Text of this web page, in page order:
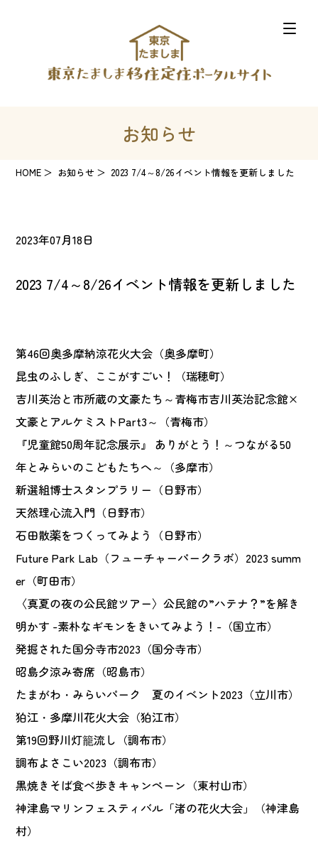
お知らせ
HOME お知らせ 2023 7/4～8/26イベント情報を更新しました
2023年07月18日
2023 7/4～8/26イベント情報を更新しました
第46回奥多摩納涼花火大会（奥多摩町）
昆虫のふしぎ、ここがすごい！（瑞穂町）
吉川英治と市所蔵の文豪たち～青梅市吉川英治記念館×
文豪とアルケミストPart3～（青梅市）
『児童館50周年記念展示』 ありがとう！～つながる50
年とみらいのこどもたちへ～（多摩市）
新選組博士スタンプラリー（日野市）
天然理心流入門（日野市）
石田散薬をつくってみよう（日野市）
Future Park Lab（フューチャーパークラボ）2023 summ
er（町田市）
〈真夏の夜の公民館ツアー〉公民館の”ハテナ？”を解き
明かす -素朴なギモンをきいてみよう！-（国立市）
発掘された国分寺市2023（国分寺市）
昭島夕涼み寄席（昭島市）
たまがわ・みらいパーク 夏のイベント2023（立川市）
狛江・多摩川花火大会（狛江市）
第19回野川灯籠流し（調布市）
調布よさこい2023（調布市）
黒焼きそば食べ歩きキャンペーン（東村山市）
神津島マリンフェスティバル「渚の花火大会」（神津島
村）